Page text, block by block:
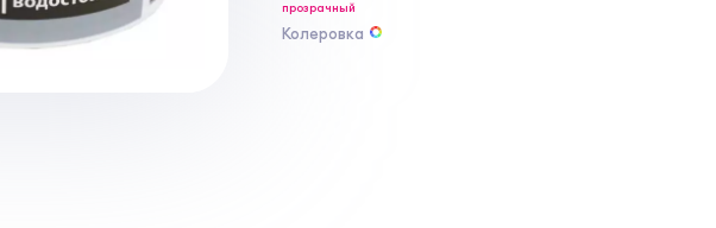
прозрачный
Колеровка